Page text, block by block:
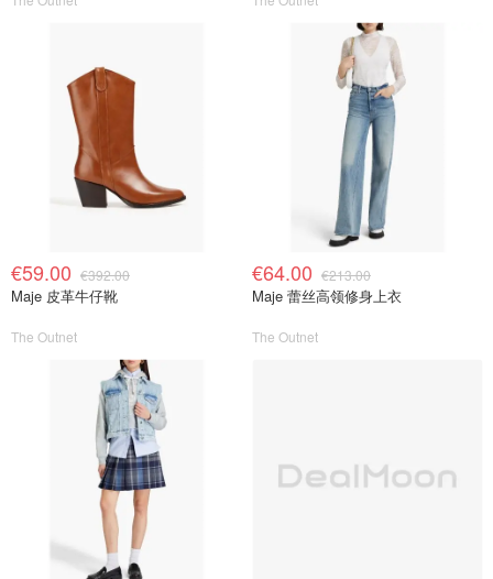
€59.00 €392.00
Maje 皮革牛仔靴
The Outnet
€64.00 €213.00
Maje 蕾丝高领修身上衣
The Outnet